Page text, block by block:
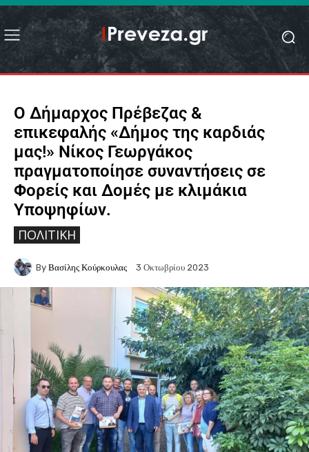
Ο Δήμαρχος Πρέβεζας &
επικεφαλής «Δήμος της καρδιάς
μας!» Νίκος Γεωργάκος
πραγματοποίησε συναντήσεις σε
Φορείς και Δομές με κλιμάκια
Υποψηφίων.
ΠΟΛΙΤΙΚΉ
By Βασίλης Κούρκουλας 3 Οκτωβρίου 2023